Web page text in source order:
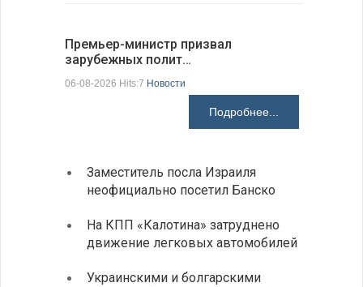
Премьер-министр призвал
зарубежных полит…
06-08-2026 Hits:7 Новости
Подробнее...
Заместитель посла Израиля
неофициально посетил Банско
На КПП «Калотина» затруднено
движение легковых автомобилей
Украинскими и болгарскими